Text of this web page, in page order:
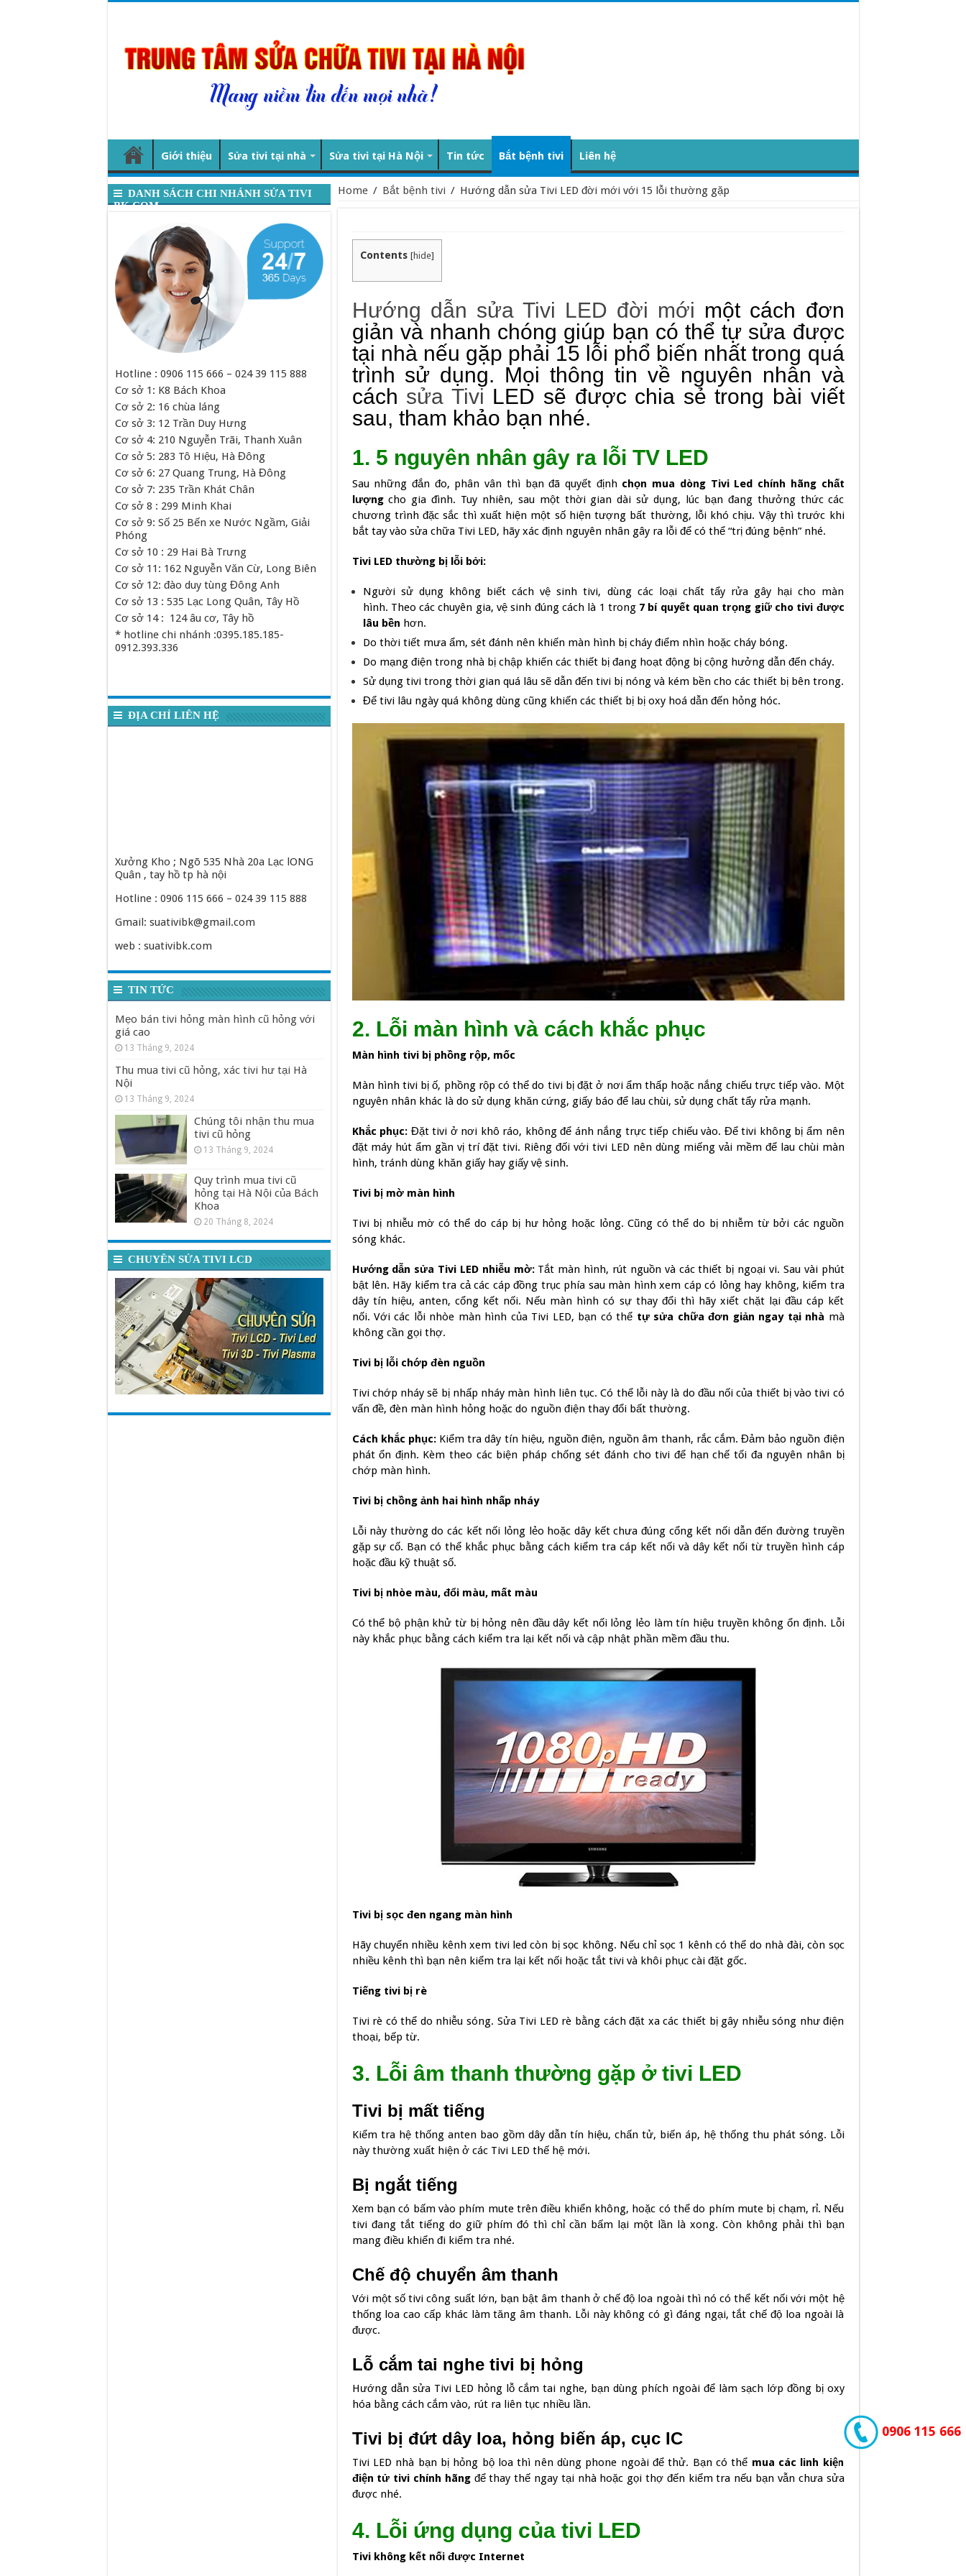
Giới thiệu Sửa tivi tại nhà Sửa tivi tại Hà Nội Tin tức Bắt bệnh tivi Liên hệ
Home / Bắt bệnh tivi / Hướng dẫn sửa Tivi LED đời mới với 15 lỗi thường gặp
Contents [hide]
Hướng dẫn sửa Tivi LED đời mới một cách đơn
giản và nhanh chóng giúp bạn có thể tự sửa được
tại nhà nếu gặp phải 15 lỗi phổ biến nhất trong quá
trình sử dụng. Mọi thông tin về nguyên nhân và
cách sửa Tivi LED sẽ được chia sẻ trong bài viết
sau, tham khảo bạn nhé.
1. 5 nguyên nhân gây ra lỗi TV LED
Sau những đắn đo, phân vân thì bạn đã quyết định chọn mua dòng Tivi Led chính hãng chất
lượngcho gia đình. Tuy nhiên, sau một thời gian dài sử dụng, lúc bạn đang thưởng thức các
chương trình đặc sắc thì xuất hiện một số hiện tượng bất thường, lỗi khó chịu. Vậy thì trước khi
bắt tay vào sửa chữa Tivi LED, hãy xác định nguyên nhân gây ra lỗi để có thể “trị đúng bệnh” nhé.
Tivi LED thường bị lỗi bởi:
Người sử dụng không biết cách vệ sinh tivi, dùng các loại chất tẩy rửa gây hại cho màn
hình. Theo các chuyên gia, vệ sinh đúng cách là 1 trong 7 bí quyết quan trọng giữ cho tivi được
lâu bền hơn.
Do thời tiết mưa ẩm, sét đánh nên khiến màn hình bị cháy điểm nhìn hoặc cháy bóng.
Do mạng điện trong nhà bị chập khiến các thiết bị đang hoạt động bị cộng hưởng dẫn đến cháy.
Sử dụng tivi trong thời gian quá lâu sẽ dẫn đến tivi bị nóng và kém bền cho các thiết bị bên trong.
Để tivi lâu ngày quá không dùng cũng khiến các thiết bị bị oxy hoá dẫn đến hỏng hóc.
2. Lỗi màn hình và cách khắc phục
Màn hình tivi bị phồng rộp, mốc
Màn hình tivi bị ố, phồng rộp có thể do tivi bị đặt ở nơi ẩm thấp hoặc nắng chiếu trực tiếp vào. Một
nguyên nhân khác là do sử dụng khăn cứng, giấy báo để lau chùi, sử dụng chất tẩy rửa mạnh.
Khắc phục: Đặt tivi ở nơi khô ráo, không để ánh nắng trực tiếp chiếu vào. Để tivi không bị ẩm nên
đặt máy hút ẩm gần vị trí đặt tivi. Riêng đối với tivi LED nên dùng miếng vải mềm để lau chùi màn
hình, tránh dùng khăn giấy hay giấy vệ sinh.
Tivi bị mờ màn hình
Tivi bị nhiễu mờ có thể do cáp bị hư hỏng hoặc lỏng. Cũng có thể do bị nhiễm từ bởi các nguồn
sóng khác.
Hướng dẫn sửa Tivi LED nhiễu mờ:Tắt màn hình, rút nguồn và các thiết bị ngoại vi. Sau vài phút
bật lên. Hãy kiểm tra cả các cáp đồng trục phía sau màn hình xem cáp có lỏng hay không, kiểm tra
dây tín hiệu, anten, cổng kết nối. Nếu màn hình có sự thay đổi thì hãy xiết chặt lại đầu cáp kết
nối. Với các lỗi nhòe màn hình của Tivi LED, bạn có thể tự sửa chữa đơn giản ngay tại nhà mà
không cần gọi thợ.
Tivi bị lỗi chớp đèn nguồn
Tivi chớp nháy sẽ bị nhấp nháy màn hình liên tục. Có thể lỗi này là do đầu nối của thiết bị vào tivi có
vấn đề, đèn màn hình hỏng hoặc do nguồn điện thay đổi bất thường.
Cách khắc phục:Kiểm tra dây tín hiệu, nguồn điện, nguồn âm thanh, rắc cắm. Đảm bảo nguồn điện
phát ổn định. Kèm theo các biện pháp chống sét đánh cho tivi để hạn chế tối đa nguyên nhân bị
chớp màn hình.
Tivi bị chồng ảnh hai hình nhấp nháy
Lỗi này thường do các kết nối lỏng lẻo hoặc dây kết chưa đúng cổng kết nối dẫn đến đường truyền
gặp sự cố. Bạn có thể khắc phục bằng cách kiểm tra cáp kết nối và dây kết nối từ truyền hình cáp
hoặc đầu kỹ thuật số.
Tivi bị nhòe màu, đổi màu, mất màu
Có thể bộ phận khử từ bị hỏng nên đầu dây kết nối lỏng lẻo làm tín hiệu truyền không ổn định. Lỗi
này khắc phục bằng cách kiểm tra lại kết nối và cập nhật phần mềm đầu thu.
Tivi bị sọc đen ngang màn hình
Hãy chuyển nhiều kênh xem tivi led còn bị sọc không. Nếu chỉ sọc 1 kênh có thể do nhà đài, còn sọc
nhiều kênh thì bạn nên kiểm tra lại kết nối hoặc tắt tivi và khôi phục cài đặt gốc.
Tiếng tivi bị rè
Tivi rè có thể do nhiễu sóng. Sửa Tivi LED rè bằng cách đặt xa các thiết bị gây nhiễu sóng như điện
thoại, bếp từ.
3. Lỗi âm thanh thường gặp ở tivi LED
Tivi bị mất tiếng
Kiểm tra hệ thống anten bao gồm dây dẫn tín hiệu, chấn tử, biến áp, hệ thống thu phát sóng. Lỗi
này thường xuất hiện ở các Tivi LED thế hệ mới.
Bị ngắt tiếng
Xem bạn có bấm vào phím mute trên điều khiển không, hoặc có thể do phím mute bị chạm, rỉ. Nếu
tivi đang tắt tiếng do giữ phím đó thì chỉ cần bấm lại một lần là xong. Còn không phải thì bạn
mang điều khiển đi kiểm tra nhé.
Chế độ chuyển âm thanh
Với một số tivi công suất lớn, bạn bật âm thanh ở chế độ loa ngoài thì nó có thể kết nối với một hệ
thống loa cao cấp khác làm tăng âm thanh. Lỗi này không có gì đáng ngại, tắt chế độ loa ngoài là
được.
Lỗ cắm tai nghe tivi bị hỏng
Hướng dẫn sửa Tivi LED hỏng lỗ cắm tai nghe, bạn dùng phích ngoài để làm sạch lớp đồng bị oxy
hóa bằng cách cắm vào, rút ra liên tục nhiều lần.
Tivi bị đứt dây loa, hỏng biến áp, cục IC
Tivi LED nhà bạn bị hỏng bộ loa thì nên dùng phone ngoài để thử. Bạn có thể mua các linh kiện
điện tử tivi chính hãngđể thay thế ngay tại nhà hoặc gọi thợ đến kiểm tra nếu bạn vẫn chưa sửa
được nhé.
4. Lỗi ứng dụng của tivi LED
Tivi không kết nối được Internet
DANH SÁCH CHI NHÁNH SỬA TIVI
BK.COM
Hotline : 0906 115 666 – 024 39 115 888
Cơ sở 1: K8 Bách Khoa
Cơ sở 2: 16 chùa láng
Cơ sở 3: 12 Trần Duy Hưng
Cơ sở 4: 210 Nguyễn Trãi, Thanh Xuân
Cơ sở 5: 283 Tô Hiệu, Hà Đông
Cơ sở 6: 27 Quang Trung, Hà Đông
Cơ sở 7: 235 Trần Khát Chân
Cơ sở 8 : 299 Minh Khai
Cơ sở 9: Số 25 Bến xe Nước Ngầm, Giải
Phóng
Cơ sở 10 : 29 Hai Bà Trưng
Cơ sở 11: 162 Nguyễn Văn Cừ, Long Biên
Cơ sở 12: đào duy tùng Đông Anh
Cơ sở 13 : 535 Lạc Long Quân, Tây Hồ
Cơ sở 14 : 124 âu cơ, Tây hồ
* hotline chi nhánh :0395.185.185-
0912.393.336
ĐỊA CHỈ LIÊN HỆ
Xưởng Kho ; Ngõ 535 Nhà 20a Lạc lONG
Quân , tay hồ tp hà nội
Hotline : 0906 115 666 – 024 39 115 888
Gmail: suativibk@gmail.com
web : suativibk.com
TIN TỨC
Mẹo bán tivi hỏng màn hình cũ hỏng với
giá cao
13 Tháng 9, 2024
Thu mua tivi cũ hỏng, xác tivi hư tại Hà
Nội
13 Tháng 9, 2024
Chúng tôi nhận thu mua
tivi cũ hỏng
13 Tháng 9, 2024
Quy trình mua tivi cũ
hỏng tại Hà Nội của Bách
Khoa
20 Tháng 8, 2024
CHUYÊN SỬA TIVI LCD
0906 115 666